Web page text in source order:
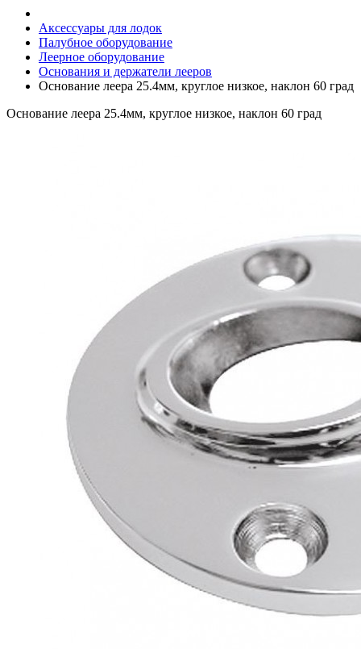
Аксессуары для лодок
Палубное оборудование
Леерное оборудование
Основания и держатели лееров
Основание леера 25.4мм, круглое низкое, наклон 60 град
Основание леера 25.4мм, круглое низкое, наклон 60 град